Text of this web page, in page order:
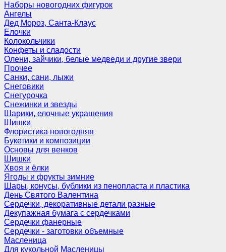
Наборы новогодних фигурок
Ангелы
Дед Мороз, Санта-Клаус
Елочки
Колокольчики
Конфеты и сладости
Олени, зайчики, белые медведи и другие звери
Прочее
Санки, сани, лыжи
Снеговики
Снегурочка
Снежинки и звезды
Шарики, елочные украшения
Шишки
Флористика новогодняя
Букетики и композиции
Основы для венков
Шишки
Хвоя и ёлки
Ягоды и фрукты зимние
Шары, конусы, бублики из пенопласта и пластика
День Святого Валентина
Сердечки, декоративные детали разные
Декупажная бумага с сердечками
Сердечки фанерные
Сердечки - заготовки объемные
Масленица
Для кукольной Масленицы